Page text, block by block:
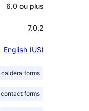
6.0 ou plus
7.0.2
English (US)
caldera forms
contact forms